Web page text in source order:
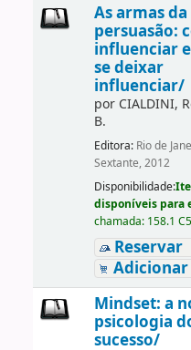
As armas da
persuasão:
influenciar
se deixar
influenciar/
por CIALDINI,
B.
Editora: Rio de
Sextante, 2012
Disponibilidade:
disponíveis para
chamada: 158.1
Reservar
Mindset: a
psicologia
sucesso/